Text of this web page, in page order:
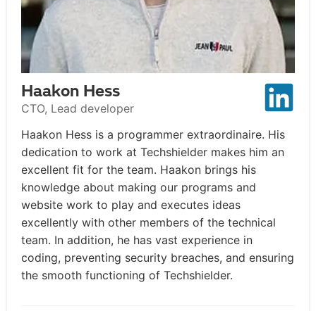
Haakon Hess
CTO, Lead developer
Haakon Hess is a programmer extraordinaire. His
dedication to work at Techshielder makes him an
excellent fit for the team. Haakon brings his
knowledge about making our programs and
website work to play and executes ideas
excellently with other members of the technical
team. In addition, he has vast experience in
coding, preventing security breaches, and ensuring
the smooth functioning of Techshielder.